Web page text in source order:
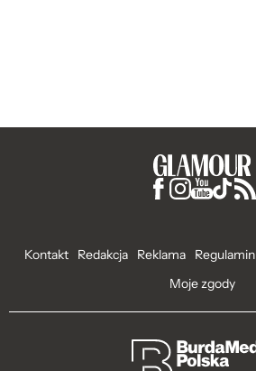
Kontakt Redakcja Reklama Regulamin
Moje zgody